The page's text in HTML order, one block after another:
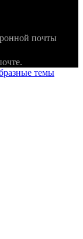
почты
темы